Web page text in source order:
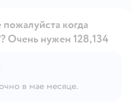
вопрос
когда
Очень нужен 128,134
в мае месяце.